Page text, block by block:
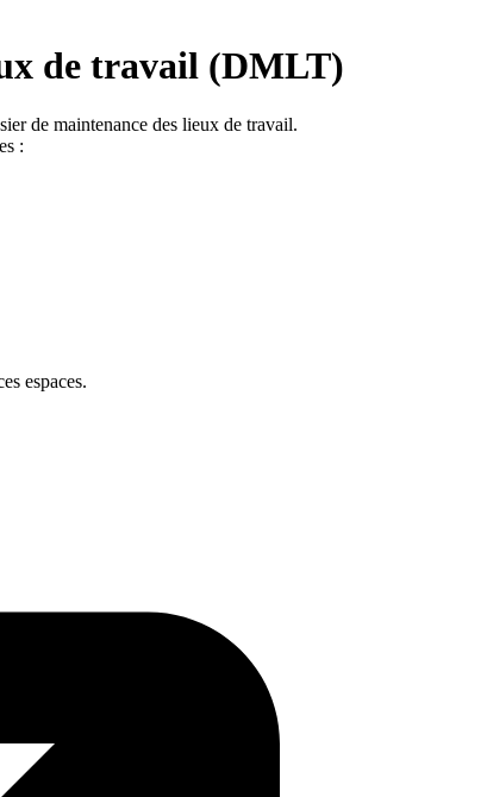
de travail (DMLT)
de maintenance des lieux de travail.
:
espaces.